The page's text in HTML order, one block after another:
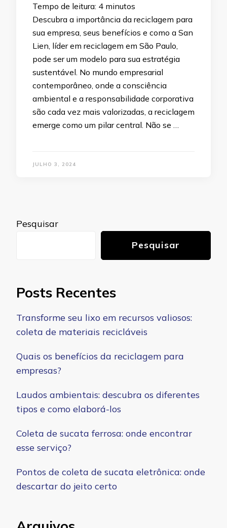
Tempo de leitura: 4 minutos
Descubra a importância da reciclagem para
sua empresa, seus benefícios e como a San
Lien, líder em reciclagem em São Paulo,
pode ser um modelo para sua estratégia
sustentável. No mundo empresarial
contemporâneo, onde a consciência
ambiental e a responsabilidade corporativa
são cada vez mais valorizadas, a reciclagem
emerge como um pilar central. Não se …
JULHO 3, 2024
Pesquisar
Pesquisar
Posts Recentes
Transforme seu lixo em recursos valiosos:
coleta de materiais recicláveis
Quais os benefícios da reciclagem para
empresas?
Laudos ambientais: descubra os diferentes
tipos e como elaborá-los
Coleta de sucata ferrosa: onde encontrar
esse serviço?
Pontos de coleta de sucata eletrônica: onde
descartar do jeito certo